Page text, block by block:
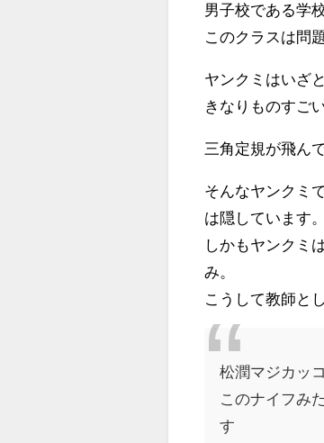
男子校である学
このクラスは問
ヤンクミはいざ
きなりものすご
三角定規が飛ん
そんなヤンクミ
は隠しています。
しかもヤンクミ
み。
こうして教師と
松潤マジカッ
このナイフみ
す